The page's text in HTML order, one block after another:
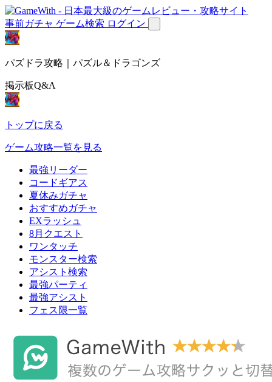
事前ガチャ ゲーム検索 ログイン
パズドラ攻略｜パズル＆ドラゴンズ
掲示板Q&A
トップに戻る
ゲーム攻略一覧を見る
最強リーダー
コードギアス
夏休みガチャ
おすすめガチャ
EXラッシュ
8月クエスト
ワンタッチ
モンスター検索
アシスト検索
最強パーティ
最強アシスト
フェス限一覧